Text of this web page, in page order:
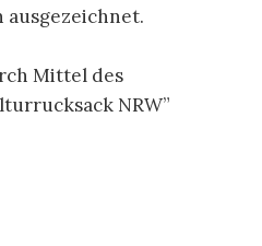
ausgezeichnet.
Mittel des
NRW”